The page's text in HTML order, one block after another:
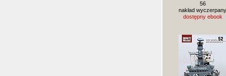
56
nakład wyczerpany
dostępny ebook